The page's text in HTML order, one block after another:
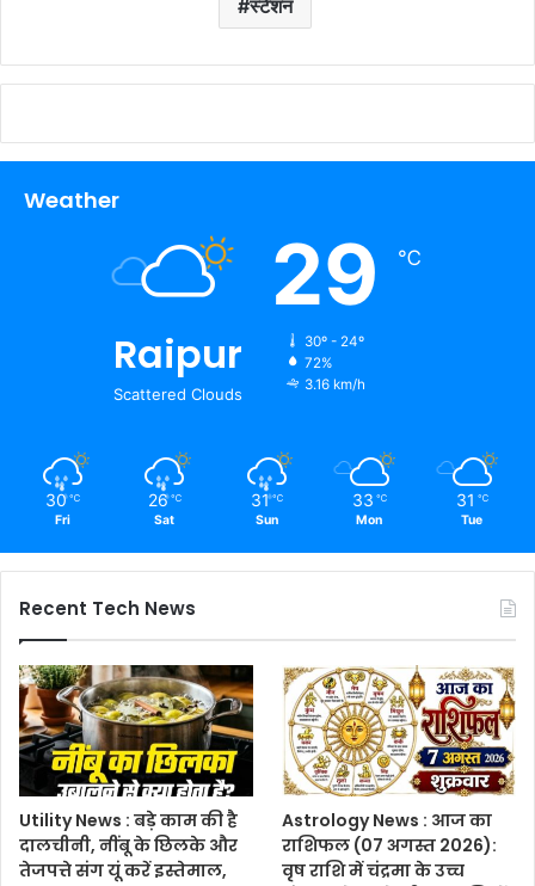
स्टेशन
Weather
Raipur
Scattered Clouds
29 ℃
30º - 24º
72%
3.16 km/h
30 ℃
Fri
26 ℃
Sat
31 ℃
Sun
33 ℃
Mon
31 ℃
Tue
Recent Tech News
Utility News : बड़े काम की है
दालचीनी, नींबू के छिलके और
तेजपत्ते संग यूं करें इस्तेमाल,
Astrology News : आज का
राशिफल (07 अगस्त 2026):
वृष राशि में चंद्रमा के उच्च